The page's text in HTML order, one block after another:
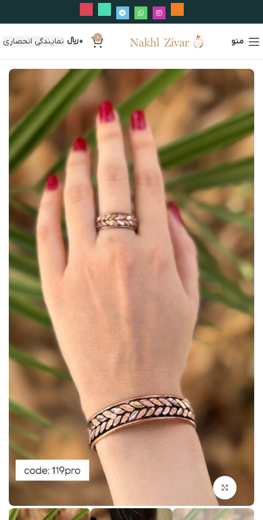
منو 0
0﷼ نمایندگی انحصاری
بزرگنمایی تصویر